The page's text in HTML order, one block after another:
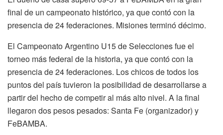
final de un campeonato histórico, ya que contó con la
presencia de 24 federaciones. Misiones terminó décimo.
El Campeonato Argentino U15 de Selecciones fue el
torneo más federal de la historia, ya que contó con la
presencia de 24 federaciones. Los chicos de todos los
puntos del país tuvieron la posibilidad de desarrollarse a
partir del hecho de competir al más alto nivel. A la final
llegaron dos pesos pesados: Santa Fe (organizador) y
FeBAMBA.